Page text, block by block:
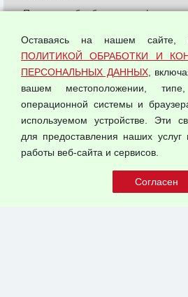
© 2026 ООО "Феникс"
Политика обработки и
Согласием на обработку
Оферта оптовой купли-продажи
Публичная оферта
Оставаясь на нашем сайте,
ПОЛИТИКОЙ ОБРАБОТКИ И
ПЕРСОНАЛЬНЫХ ДАННЫХ,
вашем местоположении,
операционной системы и
используемом устройстве. Эти
для предоставления наших услуг
работы веб-сайта и сервисов.